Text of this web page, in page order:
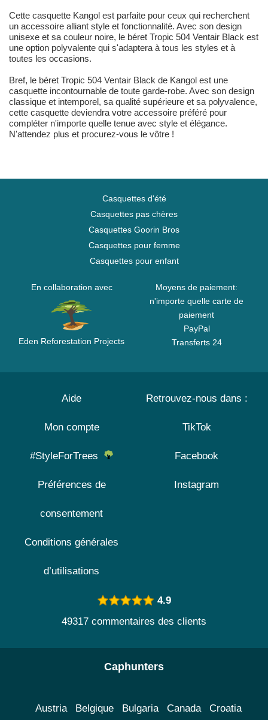
Cette casquette Kangol est parfaite pour ceux qui recherchent
un accessoire alliant style et fonctionnalité. Avec son design
unisexe et sa couleur noire, le béret Tropic 504 Ventair Black est
une option polyvalente qui s'adaptera à tous les styles et à
toutes les occasions.
Bref, le béret Tropic 504 Ventair Black de Kangol est une
casquette incontournable de toute garde-robe. Avec son design
classique et intemporel, sa qualité supérieure et sa polyvalence,
cette casquette deviendra votre accessoire préféré pour
compléter n'importe quelle tenue avec style et élégance.
N'attendez plus et procurez-vous le vôtre !
Casquettes d'été
Casquettes pas chères
Casquettes Goorin Bros
Casquettes pour femme
Casquettes pour enfant
En collaboration avec
Eden Reforestation Projects
Moyens de paiement:
n'importe quelle carte de
paiement
PayPal
Transferts 24
Aide
Mon compte
#StyleForTrees
Préférences de
consentement
Conditions générales
d’utilisations
Retrouvez-nous dans :
TikTok
Facebook
Instagram
4.9
49317 commentaires des clients
Caphunters
Austria Belgique Bulgaria Canada Croatia